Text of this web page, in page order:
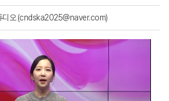
디오 (cndska2025@naver.com)